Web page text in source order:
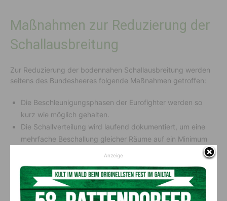
Maßnahmen zur Reduzierung der
Schallausbreitung
Zur Reduzierung der bodennahen Schallausbreitung werden
seitens des Bundesheeres folgende Maßnahmen getroffen:
Die Beschleunigungsphasen der Eurofighter werden so
kurz wie möglich gehalten.
Die Schallverteilung wird laufend dokumentiert, um eine
mehrfache Beschallung gleicher Räume auf ein Minimum
Bundeshauptstadt werden für Überschallflüge ausgespart.
Flüge im Unterschallbereich können über diesen Gebieten
Anzeige